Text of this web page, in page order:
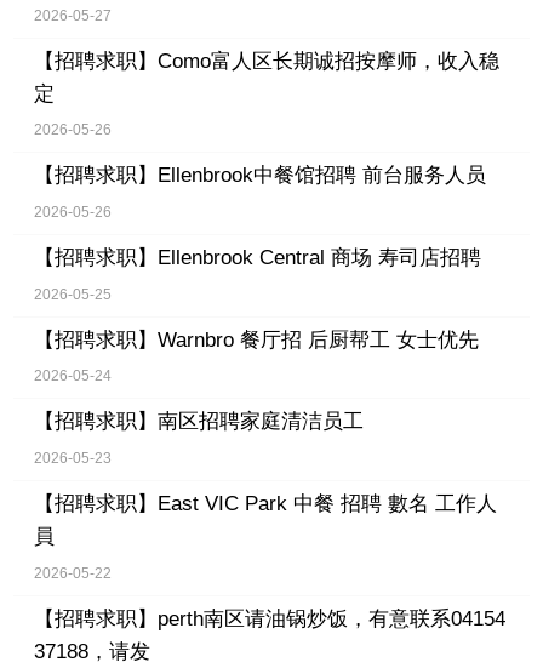
2026-05-27
【招聘求职】 Como富人区长期诚招按摩师，收入稳
定
2026-05-26
【招聘求职】 Ellenbrook中餐馆招聘 前台服务人员
2026-05-26
【招聘求职】 Ellenbrook Central 商场 寿司店招聘
2026-05-25
【招聘求职】 Warnbro 餐厅招 后厨帮工 女士优先
2026-05-24
【招聘求职】 南区招聘家庭清洁员工
2026-05-23
【招聘求职】 East VIC Park 中餐 招聘 數名 工作人
員
2026-05-22
【招聘求职】 perth南区请油锅炒饭，有意联系04154
37188，请发